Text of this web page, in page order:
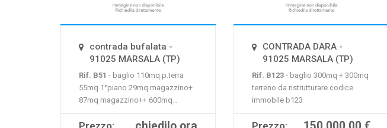
contrada bufalata -
91025 MARSALA (TP)
Rif. B51 - baglio 110mq p.terra
55mq 1°piano 29mq magazzino+
87mq magazzino++ 600mq
agricolo da ristrutturare codice
Prezzo:
La mappa non è disponibile
CONTRADA DARA -
91025 MARSALA (TP)
Rif. B123 - baglio 300mq + 300mq
terreno da ristrutturare codice
immobile b123
Prezzo:
La mappa non è disponibile